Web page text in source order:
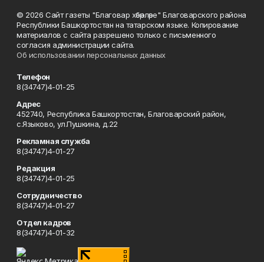
© 2026 Сайт газеты "Благовар хәбәрләре" Благоварского района
Республики Башкортостан на татарском языке. Копирование
материалов с сайта разрешено только с письменного
согласия администрации сайта.
Об использовании персональных данных
Телефон
8(34747)4-01-25
Адрес
452740, Республика Башкортостан, Благоварский район,
с.Языково, ул.Пушкина, д.22
Рекламная служба
8(34747)4-01-27
Редакция
8(34747)4-01-25
Сотрудничество
8(34747)4-01-27
Отдел кадров
8(34747)4-01-32